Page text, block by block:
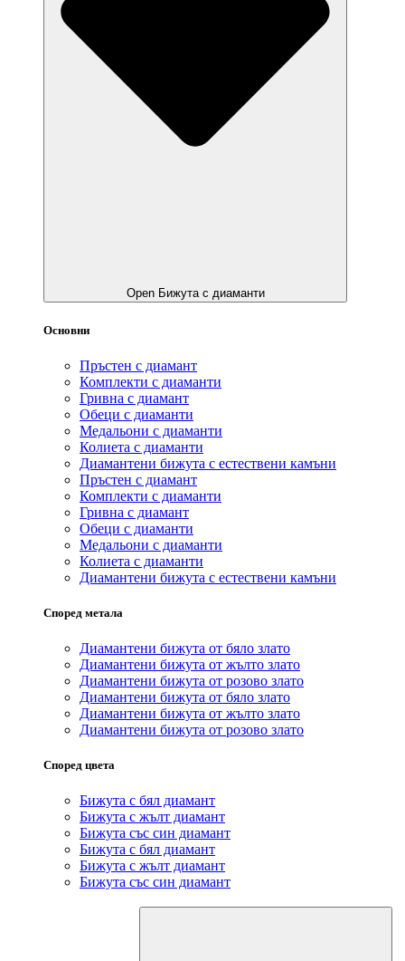
Open Бижута с диаманти
Основни
Пръстен с диамант
Комплекти с диаманти
Гривнa с диамант
Обеци с диаманти
Медальони с диаманти
Колиета с диаманти
Диамантени бижута с естествени камъни
Пръстен с диамант
Комплекти с диаманти
Гривнa с диамант
Обеци с диаманти
Медальони с диаманти
Колиета с диаманти
Диамантени бижута с естествени камъни
Според метала
Диамантени бижута от бяло злато
Диамантени бижута от жълто злато
Диамантени бижута от розово злато
Диамантени бижута от бяло злато
Диамантени бижута от жълто злато
Диамантени бижута от розово злато
Според цвета
Бижута с бял диамант
Бижута с жълт диамант
Бижута със син диамант
Бижута с бял диамант
Бижута с жълт диамант
Бижута със син диамант